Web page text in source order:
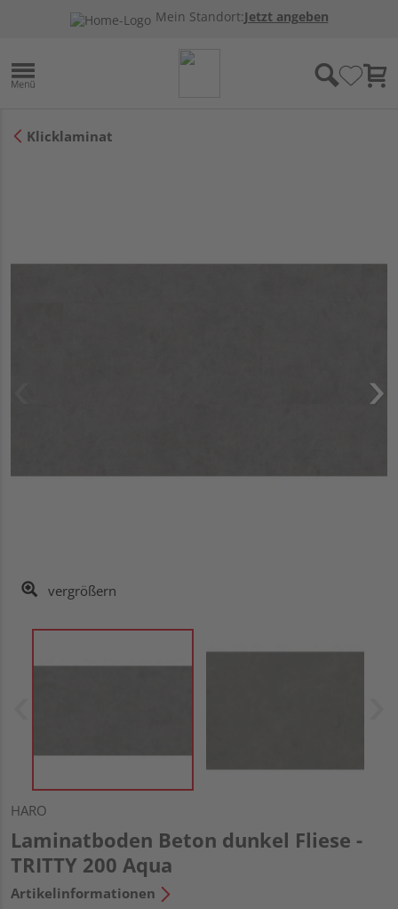
Mein Standort:Jetzt angeben
Klicklaminat
vergrößern
HARO
Laminatboden Beton dunkel Fliese -
TRITTY 200 Aqua
Artikelinformationen